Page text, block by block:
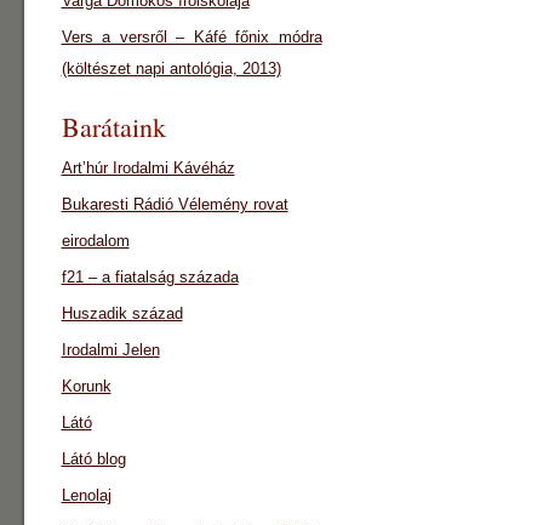
Vers a versről – Káfé főnix módra
(költészet napi antológia, 2013)
Barátaink
Art’húr Irodalmi Kávéház
Bukaresti Rádió Vélemény rovat
eirodalom
f21 – a fiatalság százada
Huszadik század
Irodalmi Jelen
Korunk
Látó
Látó blog
Lenolaj